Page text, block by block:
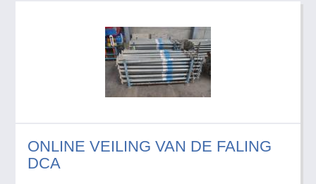
ONLINE VEILING VAN DE FALING
DCA